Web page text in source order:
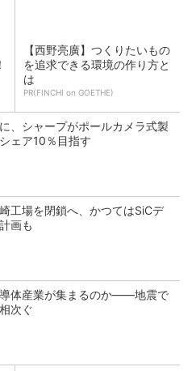
【西野亮廣】つくりたいもの
を追求できる環境の作り方と
は
PR(FINCHI on GOETHE)
、シャープがポールカメラ式製
ェア10％目指す
工場を閉鎖へ、かつてはSiCデ
画も
体産業が集まるのか――地震で
次ぐ